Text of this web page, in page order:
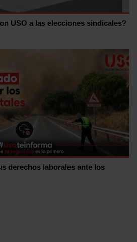
USO a las elecciones sindicales?
derechos laborales ante los